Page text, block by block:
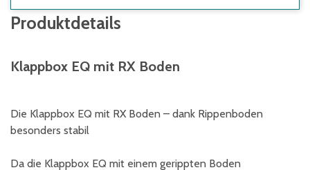
Produktdetails
Klappbox EQ mit RX Boden
Die Klappbox EQ mit RX Boden – dank Rippenboden
besonders stabil
Da die Klappbox EQ mit einem gerippten Boden